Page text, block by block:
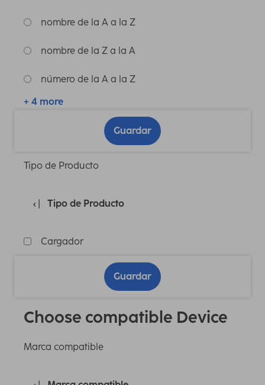
nombre de la A a la Z
nombre de la Z a la A
número de la A a la Z
+ 4 more
Guardar
Tipo de Producto
Tipo de Producto
Cargador
Guardar
Choose compatible Device
Marca compatible